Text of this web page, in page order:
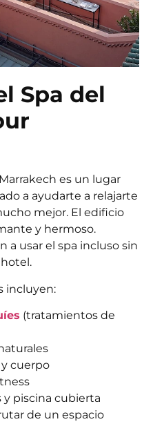
Spa del
es un lugar
a ayudarte a relajarte
mejor. El edificio
y hermoso.
a usar el spa incluso sin
incluyen:
(tratamientos de
cuerpo
y piscina cubierta
de un espacio